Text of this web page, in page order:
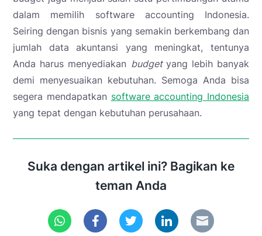
dalam memilih software accounting Indonesia.
Seiring dengan bisnis yang semakin berkembang dan
jumlah data akuntansi yang meningkat, tentunya
Anda harus menyediakan budget yang lebih banyak
demi menyesuaikan kebutuhan. Semoga Anda bisa
segera mendapatkan software accounting Indonesia
yang tepat dengan kebutuhan perusahaan.
Suka dengan artikel ini? Bagikan ke
teman Anda